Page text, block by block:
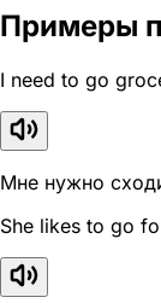
Примеры
I need to go
Мне нужно
She likes to go